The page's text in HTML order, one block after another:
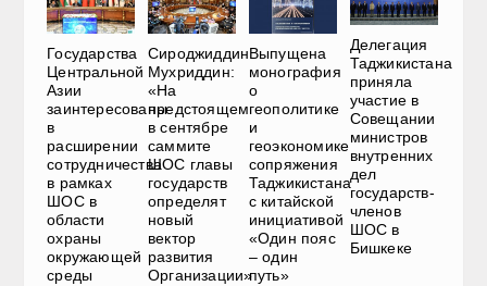
Государства
Центральной
Азии
заинтересованы
в
расширении
сотрудничества
в рамках
ШОС в
области
охраны
окружающей
среды
Сироджиддин
Мухриддин:
«На
предстоящем
в сентябре
саммите
ШОС главы
государств
определят
новый
вектор
развития
Организации»
Выпущена
монография
о
геополитике
и
геоэкономике
сопряжения
Таджикистана
с китайской
инициативой
«Один пояс
– один
путь»
Делегация
Таджикистана
приняла
участие в
Совещании
министров
внутренних
дел
государств-
членов
ШОС в
Бишкеке